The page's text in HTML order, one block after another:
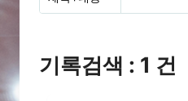
기록검색 : 1 건